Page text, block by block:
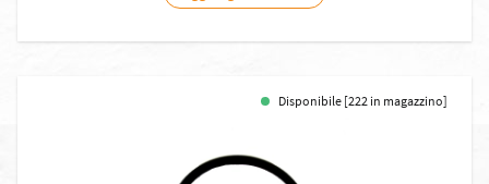
Disponibile [222 in magazzino]